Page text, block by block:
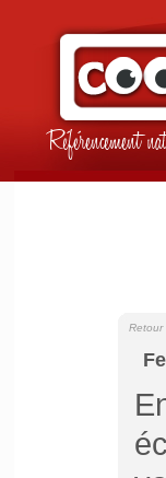
Référencement
Retour